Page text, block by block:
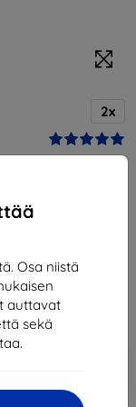
Osa niistä
auttavat
sekä
2x